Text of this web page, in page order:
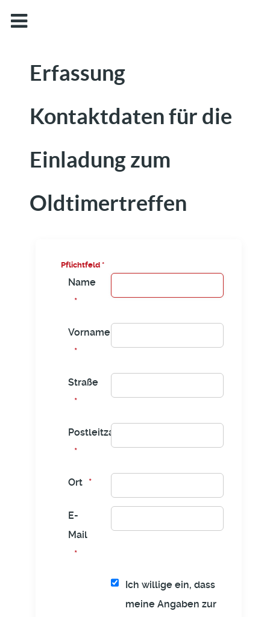
Erfassung
Kontaktdaten für die
Einladung zum
Oldtimertreffen
Pflichtfeld *
Name
Vorname
Straße
Postleitzahl
Ort
E-
Mail
Ich willige ein, dass
meine Angaben zur